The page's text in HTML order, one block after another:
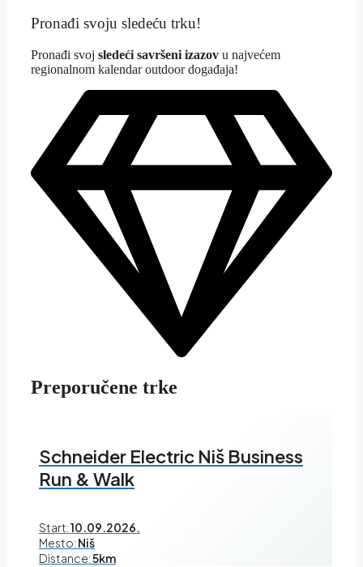
Pronađi svoju sledeću trku!
Pronađi svoj sledeći savršeni izazov u najvećem
regionalnom kalendar outdoor događaja!
Preporučene trke
Schneider Electric Niš Business
Run & Walk
Start:10.09.2026.
Mesto: Niš
Distance:5km